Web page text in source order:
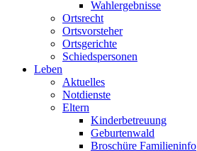
Wahlergebnisse
Ortsrecht
Ortsvorsteher
Ortsgerichte
Schiedspersonen
Leben
Aktuelles
Notdienste
Eltern
Kinderbetreuung
Geburtenwald
Broschüre Familieninfo